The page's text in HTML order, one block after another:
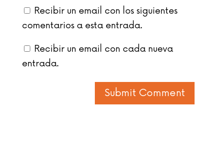
Recibir un email con los siguientes
comentarios a esta entrada.
Recibir un email con cada nueva
entrada.